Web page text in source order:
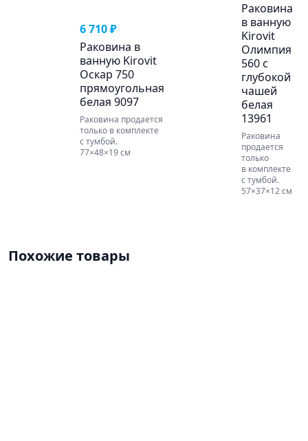
6 710 ₽
Раковина в
ванную Kirovit
Оскар 750
прямоугольная
белая 9097
Раковина продается
только в комплекте
с тумбой.
77×48×19 см
Раковина
в ванную
Kirovit
Олимпия
560 с
глубокой
чашей
белая
13961
Раковина
продается
только
в комплекте
с тумбой.
57×37×12 см
Похожие товары